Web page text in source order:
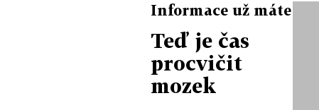
Informace už máte
Teď je čas
procvičit
mozek